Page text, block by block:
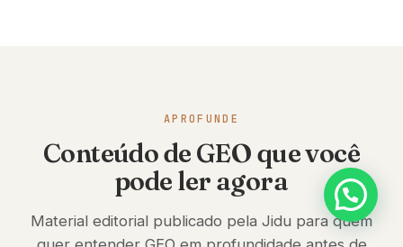
APROFUNDE
Conteúdo de GEO que você
pode ler agora
Material editorial publicado pela Jidu para quem